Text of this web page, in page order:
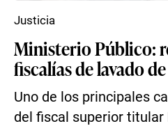
Ministerio Público:
fiscalías de lavado
Uno de los principales
del fiscal superior titular
Justicia